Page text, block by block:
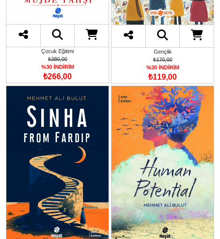
Çocuk Eğitimi
₺380,00
%30 İNDİRİM
₺266,00
Gençlik
₺170,00
%30 İNDİRİM
₺119,00